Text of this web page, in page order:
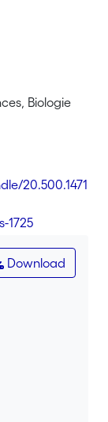
Biologie
20.500.1471
1725
Download